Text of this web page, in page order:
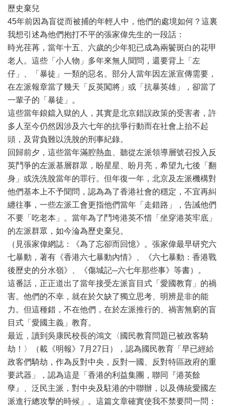
歷史棄兒
45年前因為盲從而被捕的年輕人中，他們的處境如何？這裏
我想引述為他們抱打不平的張家偉先生的一段話：
時光荏苒，當年十五、六歲的少年犯已成為兩鬢斑白的花甲
老人。這些「小人物」多年來無人聞問，還要背上「左
仔」、「暴徒」一類的惡名。部分人當年因左派宣傳需要，
在左派報章當了幾天「反英闖將」或「抗暴英雄」，卻當了
一輩子的「暴徒」。
這些當年鋃鐺入獄的人，其實是北京錯誤政策的受害者，許
多人至今仍然因涉及六七年的抗爭行動而在社會上抬不起
頭，及背負難以洗脫的刑事紀錄。
回歸前夕，這些當年滿腔熱血、聽從左派領導層號召投入反
英鬥爭的左派基層群眾，盼星星、盼月亮，希望九七後「翻
身」或洗洗脫當年的罪行。但年復一年，北京及左派機構對
他們基本上不予聞問，認為為了香港社會的穩定，不宜再糾
纏往事，一些左派工會更指他們當年「走錯路」，告誡他們
不要「吃老本」。當年為了鬥垮港英不惜「坐穿港英牢底」
的左派群眾，如今淪為歷史棄兒。
（見張家偉網誌：《為了忘卻而回憶》。張家偉最早研究六
七暴動，著有《香港六七暴動內情》、《六七暴動：香港戰
後歷史的分水嶺》、《傷城記─六七年那些事》等書）。
這番話，正正道出了當年接受左派盲目式「愛國教育」的禍
害。他們的不幸，就在於欠缺了獨立思考、明辨是非的能
力。但這種錯，不在他們，在於左派推行的、禍害無窮的盲
目式「愛國主義」教育。
最近，讀到吳康民校長的鴻文〈國民教育問題已被政客騎
劫！〉（載《明報》7月27日），認為國民教育「早已經給
政客們騎劫，作為反對中央，反對一國、反對特區政府的重
要武器」，認為這是「香港的利益集團，聯同『港英餘
孽』、泛民主派，對中央及駐港的中聯辦，以及傳統愛國左
派進行總攻擊的時候」。這篇文章確實使我不禁要問一問：